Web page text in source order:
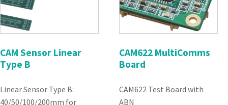
CAM Sensor Linear
Type B
Linear Sensor Type B:
40/50/100/200mm for
CAM622 MultiComms
Board
CAM622 Test Board with
ABN